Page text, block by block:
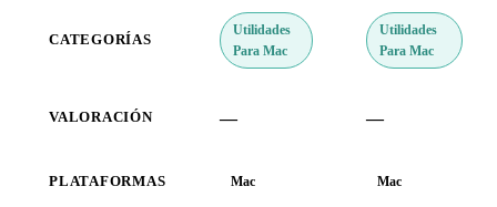
CATEGORÍAS
Utilidades
Para Mac
Utilidades
Para Mac
VALORACIÓN — —
PLATAFORMAS Mac Mac